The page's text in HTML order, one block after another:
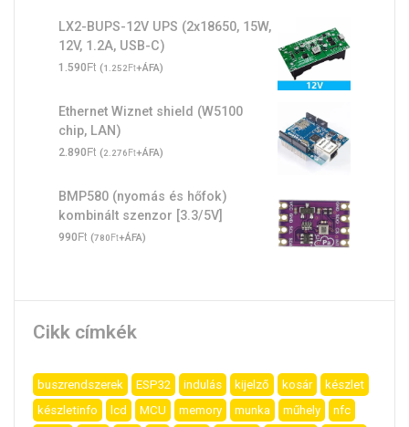
LX2-BUPS-12V UPS (2x18650, 15W,
12V, 1.2A, USB-C)
1.590Ft (1.252Ft+ÁFA)
Ethernet Wiznet shield (W5100
chip, LAN)
2.890Ft (2.276Ft+ÁFA)
BMP580 (nyomás és hőfok)
kombinált szenzor [3.3/5V]
990Ft (780Ft+ÁFA)
Cikk címkék
buszrendszerek ESP32 indulás kijelző kosár
készlet
készletinfo
lcd MCU memory munka műhely
nfc